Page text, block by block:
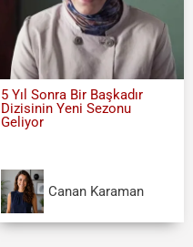
5 Yıl Sonra Bir Başkadır
Dizisinin Yeni Sezonu
Geliyor
Canan Karaman